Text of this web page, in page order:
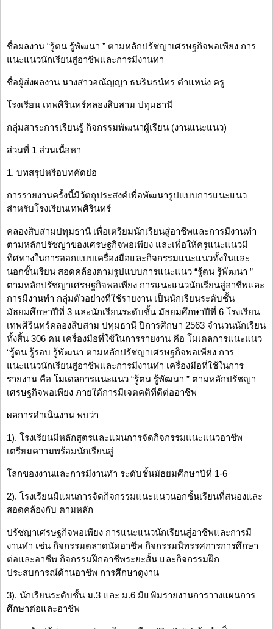
ชื่อผลงาน “รู้ตน รู้พัฒนา ” ตามหลักปรัชญาเศรษฐกิจพอเพียง การ
แนะแนวนักเรียนสู่อาชีพและการมีงานทา
ชื่อผู้ส่งผลงาน นางสาวอณัญญา ธนรินธน์ทร ตำแหน่ง ครู
โรงเรียน เทพศิรินทร์คลองสิบสาม ปทุมธานี
กลุ่มสาระการเรียนรู้ กิจกรรมพัฒนาผู้เรียน (งานแนะแนว)
ส่วนที่ 1 ส่วนเนื้อหา
1. บทสรุปหรือบทคัดย่อ
การรายงานครั้งนี้มีวัตถุประสงค์เพื่อพัฒนารูปแบบการแนะแนว
สำหรับโรงเรียนเทพศิรินทร์
คลองสิบสามปทุมธานี เพื่อเตรียมนักเรียนสู่อาชีพและการมีงานทำ
ตามหลักปรัชญาของเศรษฐกิจพอเพียง และเพื่อให้ครูแนะแนวมี
ทิศทางในการออกแบบเครื่องมือและกิจกรรมแนะแนวทั้งในและ
นอกชั้นเรียน สอดคล้องตามรูปแบบการแนะแนว “รู้ตน รู้พัฒนา ”
ตามหลักปรัชญาเศรษฐกิจพอเพียง การแนะแนวนักเรียนสู่อาชีพและ
การมีงานทำ กลุ่มตัวอย่างที่ใช้รายงาน เป็นนักเรียนระดับชั้น
มัธยมศึกษาปีที่ 3 และนักเรียนระดับชั้น มัธยมศึกษาปีที่ 6 โรงเรียน
เทพศิรินทร์คลองสิบสาม ปทุมธานี ปีการศึกษา 2563 จำนวนนักเรียน
ทั้งสิ้น 306 คน เครื่องมือที่ใช้ในการรายงาน คือ โมเดลการแนะแนว
“รู้ตน รู้รอบ รู้พัฒนา ตามหลักปรัชญาเศรษฐกิจพอเพียง การ
แนะแนวนักเรียนสู่อาชีพและการมีงานทำ เครื่องมือที่ใช้ในการ
รายงาน คือ โมเดลการแนะแนว “รู้ตน รู้พัฒนา ” ตามหลักปรัชญา
เศรษฐกิจพอเพียง ภายใต้การมีเจตคติที่ดีต่ออาชีพ
ผลการดำเนินงาน พบว่า
1). โรงเรียนมีหลักสูตรและแผนการจัดกิจกรรมแนะแนวอาชีพ
เตรียมความพร้อมนักเรียนสู่
โลกของงานและการมีงานทำ ระดับชั้นมัธยมศึกษาปีที่ 1-6
2). โรงเรียนมีแผนการจัดกิจกรรมแนะแนวนอกชั้นเรียนที่สนองและ
สอดคล้องกับ ตามหลัก
ปรัชญาเศรษฐกิจพอเพียง การแนะแนวนักเรียนสู่อาชีพและการมี
งานทำ เช่น กิจกรรมตลาดนัดอาชีพ กิจกรรมนิทรรศการการศึกษา
ต่อและอาชีพ กิจกรรมฝึกอาชีพระยะสั้น และกิจกรรมฝึก
ประสบการณ์ด้านอาชีพ การศึกษาดูงาน
3). นักเรียนระดับชั้น ม.3 และ ม.6 มีแฟ้มรายงานการวางแผนการ
ศึกษาต่อและอาชีพ